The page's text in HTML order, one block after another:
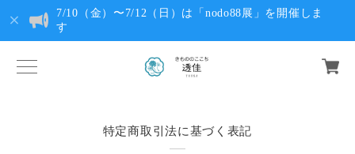
7/10（金）〜7/12（日）は「nodo88展」を開催しま
す
特定商取引法に基づく表記